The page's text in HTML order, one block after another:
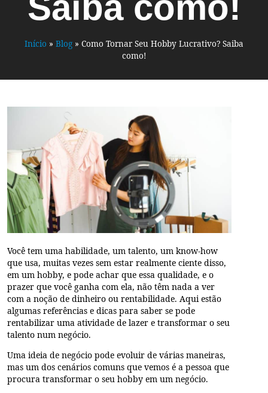
Início » Blog » Como Tornar Seu Hobby Lucrativo? Saiba
como!
Você tem uma habilidade, um talento, um know-how
que usa, muitas vezes sem estar realmente ciente disso,
em um hobby, e pode achar que essa qualidade, e o
prazer que você ganha com ela, não têm nada a ver
com a noção de dinheiro ou rentabilidade. Aqui estão
algumas referências e dicas para saber se pode
rentabilizar uma atividade de lazer e transformar o seu
talento num negócio.
Uma ideia de negócio pode evoluir de várias maneiras,
mas um dos cenários comuns que vemos é a pessoa que
procura transformar o seu hobby em um negócio.